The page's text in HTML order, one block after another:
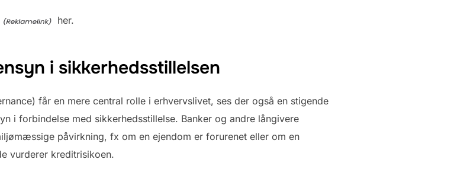
her.
i sikkerhedsstillelsen
får en mere central rolle i erhvervslivet, ses der også en stigende
i forbindelse med sikkerhedsstillelse. Banker og andre långivere
påvirkning, fx om en ejendom er forurenet eller om en
vurderer kreditrisikoen.